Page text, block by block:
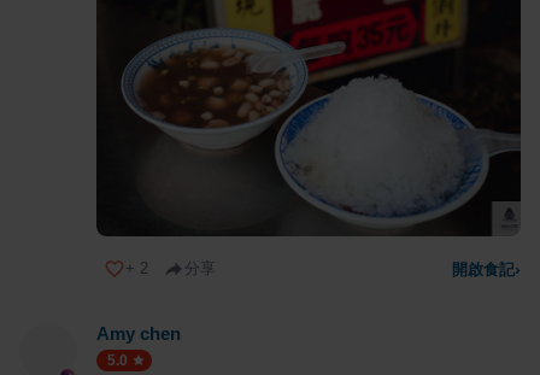
+ 2 分享 開啟食記›
Amy chen
5.0